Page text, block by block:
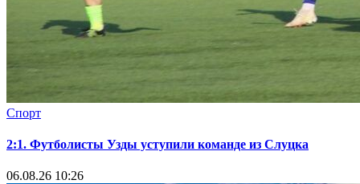
Спорт
2:1. Футболисты Узды уступили команде из Слуцка
06.08.26 10:26